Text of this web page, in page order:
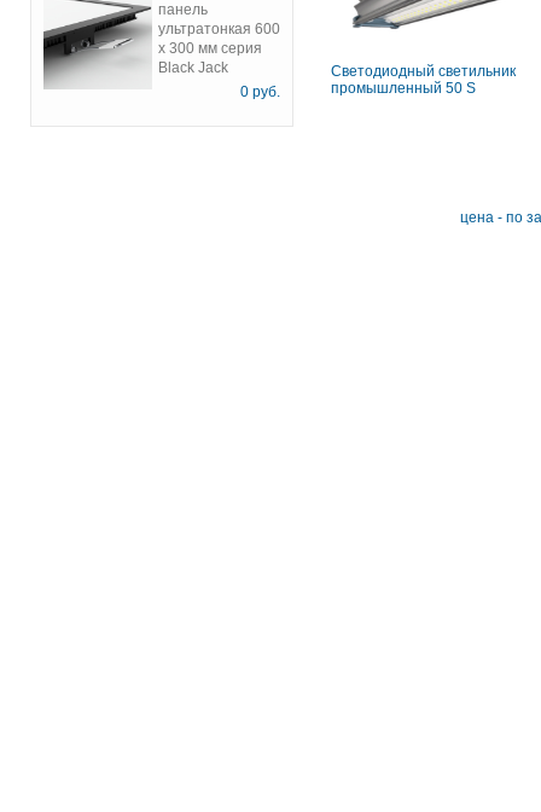
панель
ультратонкая 600
х 300 мм серия
Black Jack
0руб.
Светодиодный светильник
промышленный 50 S
цена - по